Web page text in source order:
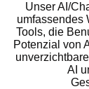
Unser AI/
umfassendes
Tools, die
Potenzial von
AI